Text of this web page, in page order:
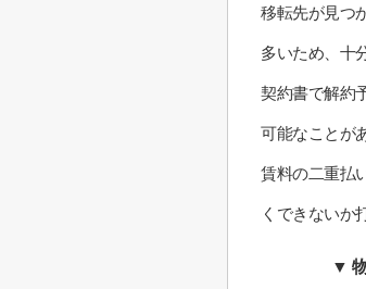
移転先が見つ
多いため、十
契約書で解約
可能なことが
賃料の二重払
くできないか
▼